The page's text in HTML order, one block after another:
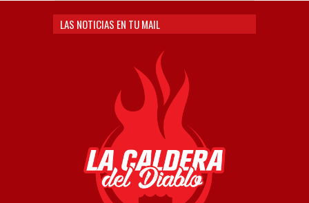
LAS NOTICIAS EN TU MAIL